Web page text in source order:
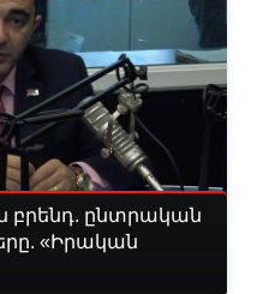
բրենդ. ընտրական
«Իրական